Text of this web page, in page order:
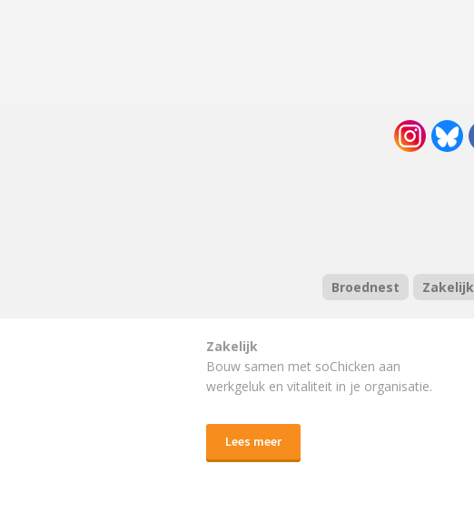
Broednest Zakelijk
Zakelijk
Bouw samen met soChicken aan
werkgeluk en vitaliteit in je organisatie.
Lees meer